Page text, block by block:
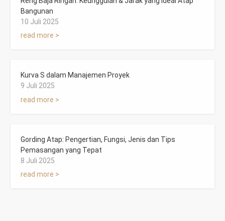
Bangunan
10 Juli 2025
read more >
Kurva S dalam Manajemen Proyek
9 Juli 2025
read more >
Gording Atap: Pengertian, Fungsi, Jenis dan Tips
Pemasangan yang Tepat
8 Juli 2025
read more >